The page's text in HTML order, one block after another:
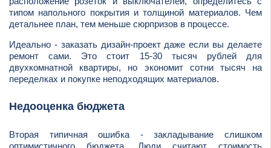
типом напольного покрытия и толщиной материалов. Чем
детальнее план, тем меньше сюрпризов в процессе.
Идеально - заказать дизайн-проект даже если вы делаете
ремонт сами. Это стоит 15-30 тысяч рублей для
двухкомнатной квартиры, но экономит сотни тысяч на
переделках и покупке неподходящих материалов.
Недооценка бюджета
Вторая типичная ошибка - закладывание слишком
оптимистичного бюджета. Люди считают стоимость